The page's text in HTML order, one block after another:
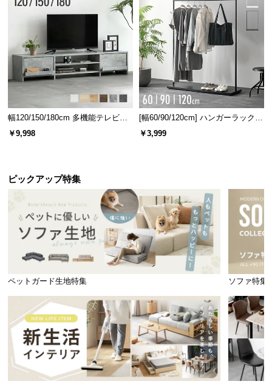
幅120/150/180cm 多機能テレビボ
ード 木目/石目調 オープン収納・
￥9,998
[幅60/90/120cm] ハンガーラック
スチール 4段階高さ調節 サイドフ
￥3,999
ピックアップ特集
ペットガード生地特集 ソファ特集